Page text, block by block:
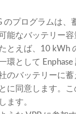
のプログラムは
能なバッテリー
とえば、10 kWh
環として
のバッテリーに
に同意します。
ます。